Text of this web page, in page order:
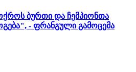
ბურთი და ჩემპიონთა
- ფრანგული გამოცემა